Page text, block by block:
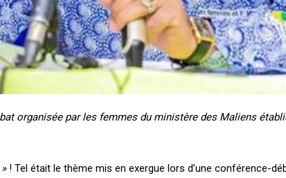
organisée par les femmes du ministère des Maliens
! Tel était le thème mis en exergue lors d’une conférence-